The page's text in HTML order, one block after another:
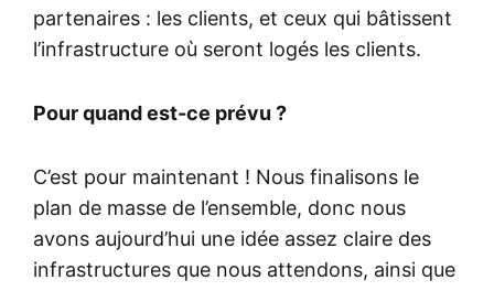
partenaires : les clients, et ceux qui bâtissent
l’infrastructure où seront logés les clients.
Pour quand est-ce prévu ?
C’est pour maintenant ! Nous finalisons le
plan de masse de l’ensemble, donc nous
avons aujourd’hui une idée assez claire des
infrastructures que nous attendons, ainsi que